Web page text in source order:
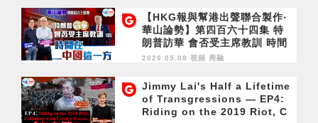
【HKG報與幫港出聲聯合製作‧
華山論勢】第四百六十四集 特
朗普訪華 會否受主席教訓 時間
在中國這一方
2026.05.08 視頻 周融
Jimmy Lai's Half a Lifetime
of Transgressions — EP4:
Riding on the 2019 Riot, C